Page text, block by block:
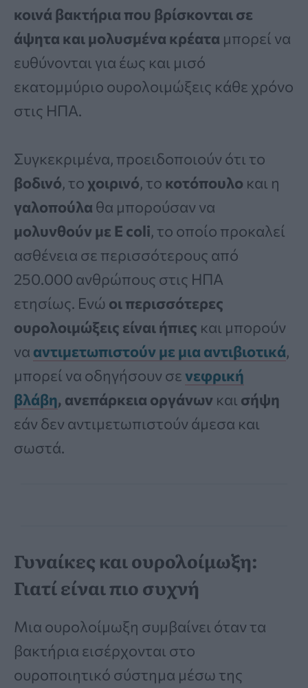
κοινά βακτήρια που βρίσκονται σε
άψητα και μολυσμένα κρέατα μπορεί να
ευθύνονται για έως και μισό
εκατομμύριο ουρολοιμώξεις κάθε χρόνο
στις ΗΠΑ.
Συγκεκριμένα, προειδοποιούν ότι το
βοδινό, το χοιρινό, το κοτόπουλο και η
γαλοπούλα θα μπορούσαν να
μολυνθούν με E coli, το οποίο προκαλεί
ασθένεια σε περισσότερους από
250.000 ανθρώπους στις ΗΠΑ
ετησίως. Ενώ οι περισσότερες
ουρολοιμώξεις είναι ήπιες και μπορούν
να αντιμετωπιστούν με μια αντιβιοτικά,
μπορεί να οδηγήσουν σενεφρική
βλάβη, ανεπάρκεια οργάνων και σήψη
εάν δεν αντιμετωπιστούν άμεσα και
σωστά.
Γυναίκες και ουρολοίμωξη:
Γιατί είναι πιο συχνή
Μια ουρολοίμωξη συμβαίνει όταν τα
βακτήρια εισέρχονται στο
ουροποιητικό σύστημα μέσω της